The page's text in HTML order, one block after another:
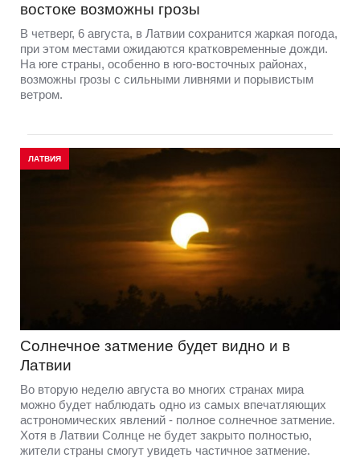
востоке возможны грозы
В четверг, 6 августа, в Латвии сохранится жаркая погода,
при этом местами ожидаются кратковременные дожди.
На юге страны, особенно в юго-восточных районах,
возможны грозы с сильными ливнями и порывистым
ветром.
ЛАТВИЯ
Солнечное затмение будет видно и в
Латвии
Во вторую неделю августа во многих странах мира
можно будет наблюдать одно из самых впечатляющих
астрономических явлений - полное солнечное затмение.
Хотя в Латвии Солнце не будет закрыто полностью,
жители страны смогут увидеть частичное затмение.